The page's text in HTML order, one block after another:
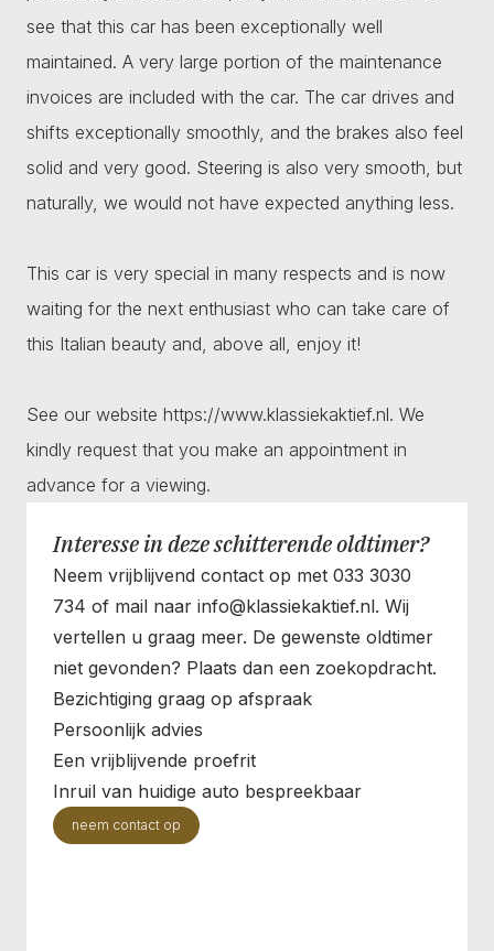
see that this car has been exceptionally well
maintained. A very large portion of the maintenance
invoices are included with the car. The car drives and
shifts exceptionally smoothly, and the brakes also feel
solid and very good. Steering is also very smooth, but
naturally, we would not have expected anything less.
This car is very special in many respects and is now
waiting for the next enthusiast who can take care of
this Italian beauty and, above all, enjoy it!
See our website https://www.klassiekaktief.nl. We
kindly request that you make an appointment in
advance for a viewing.
Interesse in deze schitterende oldtimer?
Neem vrijblijvend contact op met 033 3030
734 of mail naar info@klassiekaktief.nl. Wij
vertellen u graag meer. De gewenste oldtimer
niet gevonden? Plaats dan een zoekopdracht.
Bezichtiging graag op afspraak
Persoonlijk advies
Een vrijblijvende proefrit
Inruil van huidige auto bespreekbaar
neem contact op